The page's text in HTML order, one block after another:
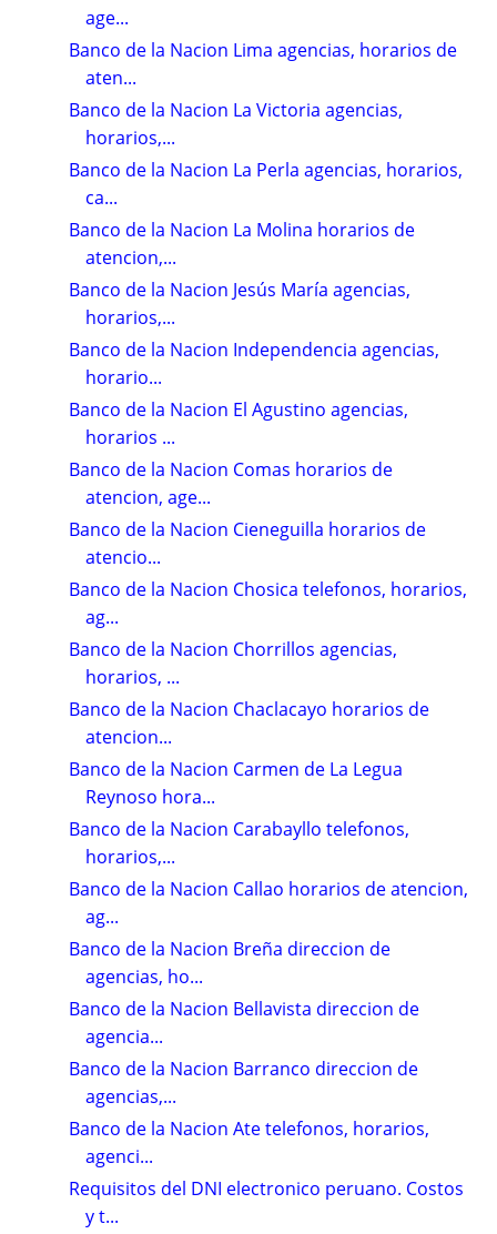
age...
Banco de la Nacion Lima agencias, horarios de
aten...
Banco de la Nacion La Victoria agencias,
horarios,...
Banco de la Nacion La Perla agencias, horarios,
ca...
Banco de la Nacion La Molina horarios de
atencion,...
Banco de la Nacion Jesús María agencias,
horarios,...
Banco de la Nacion Independencia agencias,
horario...
Banco de la Nacion El Agustino agencias,
horarios ...
Banco de la Nacion Comas horarios de
atencion, age...
Banco de la Nacion Cieneguilla horarios de
atencio...
Banco de la Nacion Chosica telefonos, horarios,
ag...
Banco de la Nacion Chorrillos agencias,
horarios, ...
Banco de la Nacion Chaclacayo horarios de
atencion...
Banco de la Nacion Carmen de La Legua
Reynoso hora...
Banco de la Nacion Carabayllo telefonos,
horarios,...
Banco de la Nacion Callao horarios de atencion,
ag...
Banco de la Nacion Breña direccion de
agencias, ho...
Banco de la Nacion Bellavista direccion de
agencia...
Banco de la Nacion Barranco direccion de
agencias,...
Banco de la Nacion Ate telefonos, horarios,
agenci...
Requisitos del DNI electronico peruano. Costos
y t...